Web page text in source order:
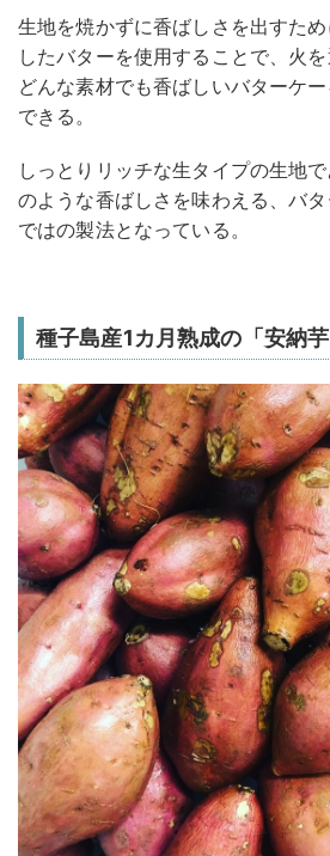
生地を焼かずに香ばしさを出すた
したバターを使用することで、火
どんな素材でも香ばしいバターケ
できる。
しっとりリッチな生タイプの生地
のような香ばしさを味わえる、バ
ではの製法となっている。
種子島産1カ月熟成の「安納